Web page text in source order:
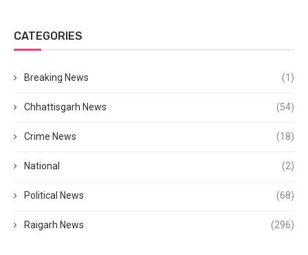
CATEGORIES
Breaking News (1)
Chhattisgarh News (54)
Crime News (18)
National (2)
Political News (68)
Raigarh News (296)